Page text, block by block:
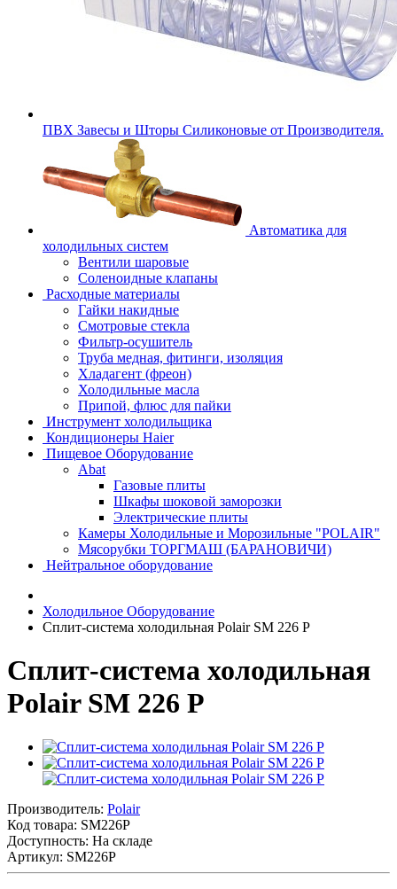
ПВХ Завесы и Шторы Силиконовые от Производителя.
Автоматика для
холодильных систем
Вентили шаровые
Соленоидные клапаны
Расходные материалы
Гайки накидные
Смотровые стекла
Фильтр-осушитель
Труба медная, фитинги, изоляция
Хладагент (фреон)
Холодильные масла
Припой, флюс для пайки
Инструмент холодильщика
Кондиционеры Haier
Пищевое Оборудование
Abat
Газовые плиты
Шкафы шоковой заморозки
Электрические плиты
Камеры Холодильные и Морозильные "POLAIR"
Мясорубки ТОРГМАШ (БАРАНОВИЧИ)
Нейтральное оборудование
Холодильное Оборудование
Сплит-система холодильная Polair SM 226 P
Сплит-система холодильная
Polair SM 226 P
Производитель: Polair
Код товара: SM226P
Доступность: На складе
Артикул: SM226P